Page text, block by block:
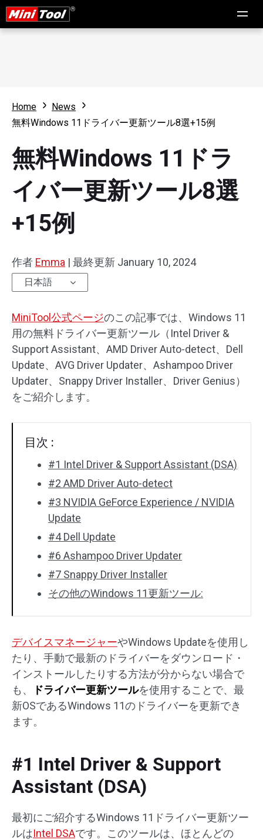
Home
News
無料Windows 11ドライバー更新ツール8選+15例
無料Windows 11ドラ
イバー更新ツール8選
+15例
作者 Emma | 最終更新 January 10, 2024
日本語
MiniTool公式ページのこの記事では、Windows 11
用の無料ドライバー更新ツール（Intel Driver &
Support Assistant、AMD Driver Auto-detect、Dell
Update、AVG Driver Updater、Ashampoo Driver
Updater、Snappy Driver Installer、Driver Genius）
をご紹介します。
目次 :
#1 Intel Driver & Support Assistant (DSA)
#2 AMD Driver Auto-detect
#3 NVIDIA GeForce Experience / NVIDIA
Update
#4 Dell Update
#6 Ashampoo Driver Updater
#7 Snappy Driver Installer
その他のWindows 11更新ツール:
デバイスマネージャーやWindows Updateを使用し
たり、手動で最新のドライバーをダウンロード・
インストールしたりする方法が分からない場合で
も、
ドライバー更新ツールを使用することで、最
新OSであるWindows 11のドライバーを更新でき
ます。
#1 Intel Driver & Support
Assistant (DSA)
最初にご紹介するWindows 11ドライバー更新ツー
ルはIntel DSAです。このツールは、ほとんどの